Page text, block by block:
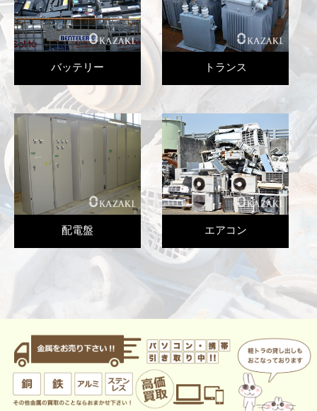
バッテリー トランス
配電盤 エアコン